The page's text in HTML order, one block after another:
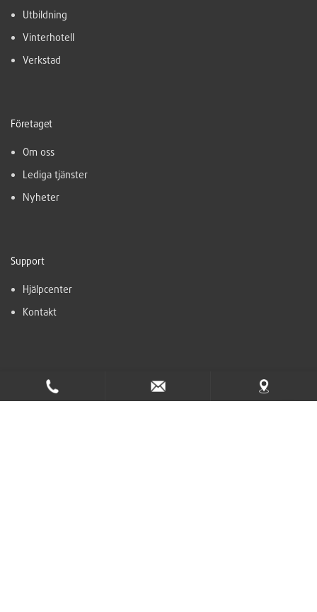
Utbildning
Vinterhotell
Verkstad
Företaget
Om oss
Lediga tjänster
Nyheter
Support
Hjälpcenter
Kontakt